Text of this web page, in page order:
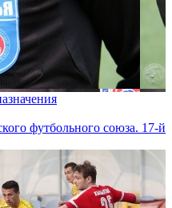
футбольного союза. 17-й